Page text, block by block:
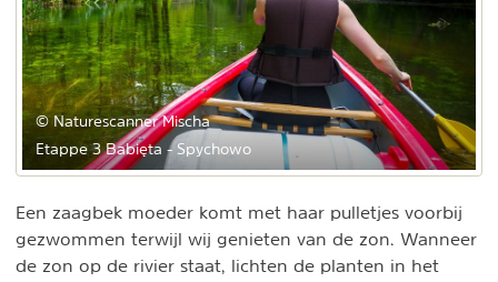
© Naturescanner Mischa
Etappe 3 Babięta - Spychowo
Een zaagbek moeder komt met haar pulletjes voorbij
gezwommen terwijl wij genieten van de zon. Wanneer
de zon op de rivier staat, lichten de planten in het